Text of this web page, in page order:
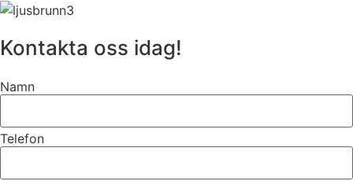
Kontakta oss idag!
Namn
Telefon